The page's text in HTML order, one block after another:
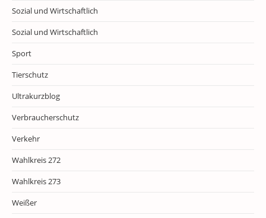
Sozial und Wirtschaftlich
Sozial und Wirtschaftlich
Sport
Tierschutz
Ultrakurzblog
Verbraucherschutz
Verkehr
Wahlkreis 272
Wahlkreis 273
Weißer